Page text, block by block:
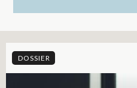
DOSSIER